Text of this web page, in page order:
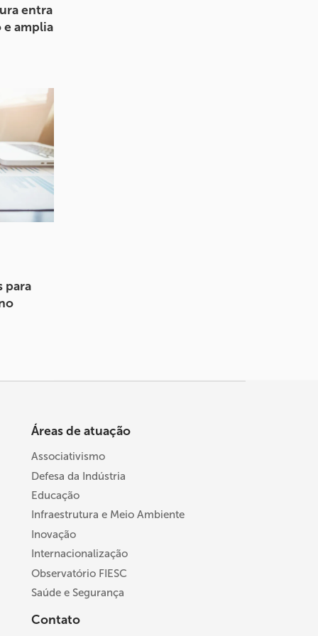
entra
e amplia
para
Áreas de atuação
Associativismo
Defesa da Indústria
Educação
Infraestrutura e Meio Ambiente
Inovação
Internacionalização
Observatório FIESC
Saúde e Segurança
Contato